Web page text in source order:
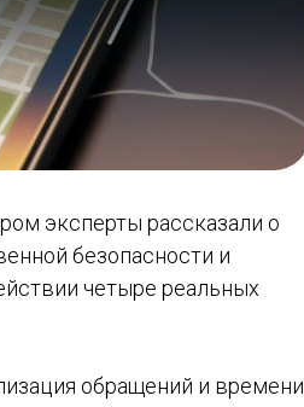
эксперты рассказали о
безопасности и
четыре реальных
обращений и времени